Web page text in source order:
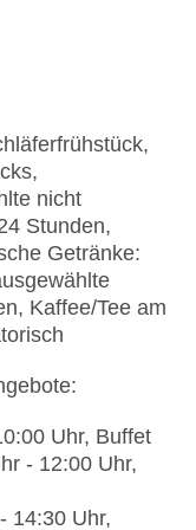
Gebühr
1,
Coffee
505,
nicht
Stunden,
Getränke:
Kaffee/Tee am
Uhr, Buffet
- 12:00 Uhr,
14:30 Uhr,